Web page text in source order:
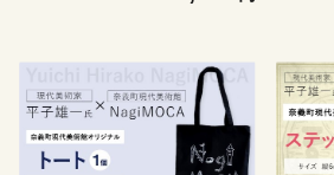
グッズ レディース メンズ 平
子雄一
ッズ
雄一